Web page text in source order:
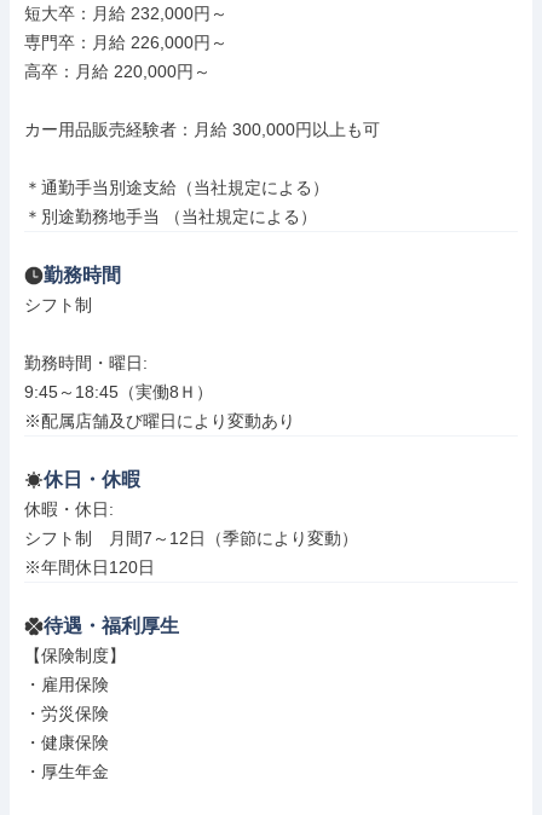
短大卒：月給 232,000円～
専門卒：月給 226,000円～
高卒：月給 220,000円～
カー用品販売経験者：月給 300,000円以上も可
＊通勤手当別途支給（当社規定による）
＊別途勤務地手当 （当社規定による）
勤務時間
シフト制
勤務時間・曜日:
9:45～18:45（実働8Ｈ）
※配属店舗及び曜日により変動あり
休日・休暇
休暇・休日:
シフト制　月間7～12日（季節により変動）
※年間休日120日
待遇・福利厚生
【保険制度】
・雇用保険
・労災保険
・健康保険
・厚生年金